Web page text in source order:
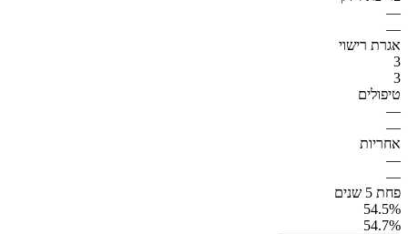
—
—
אגרת רישוי
3
3
טיפולים
—
—
אחריות
—
—
פחת 5 שנים
54.5%
54.7%